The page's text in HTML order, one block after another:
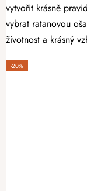
vytvořit krásně
vybrat ratanovou
životnost a krásný
-20%